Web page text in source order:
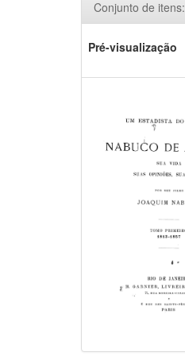
Conjunto de itens:
Pré-visualização